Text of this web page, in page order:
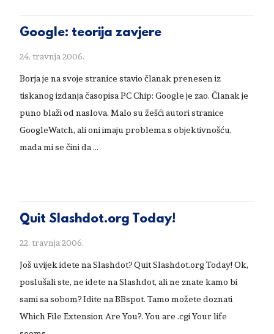
Google: teorija zavjere
24. travnja 2006.
Borja je na svoje stranice stavio članak prenesen iz
tiskanog izdanja časopisa PC Chip: Google je zao. Članak je
puno blaži od naslova. Malo su žešći autori stranice
GoogleWatch, ali oni imaju problema s objektivnošću,
mada mi se čini da …
Quit Slashdot.org Today!
22. travnja 2006.
Još uvijek idete na Slashdot? Quit Slashdot.org Today! Ok,
poslušali ste, ne idete na Slashdot, ali ne znate kamo bi
sami sa sobom? Idite na BBspot. Tamo možete doznati
Which File Extension Are You?. You are .cgi Your life